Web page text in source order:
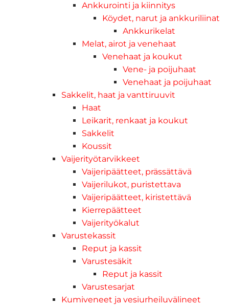
Ankkurointi ja kiinnitys
Köydet, narut ja ankkuriliinat
Ankkurikelat
Melat, airot ja venehaat
Venehaat ja koukut
Vene- ja poijuhaat
Venehaat ja poijuhaat
Sakkelit, haat ja vanttiruuvit
Haat
Leikarit, renkaat ja koukut
Sakkelit
Koussit
Vaijerityötarvikkeet
Vaijeripäätteet, prässättävä
Vaijerilukot, puristettava
Vaijeripäätteet, kiristettävä
Kierrepäätteet
Vaijerityökalut
Varustekassit
Reput ja kassit
Varustesäkit
Reput ja kassit
Varustesarjat
Kumiveneet ja vesiurheiluvälineet